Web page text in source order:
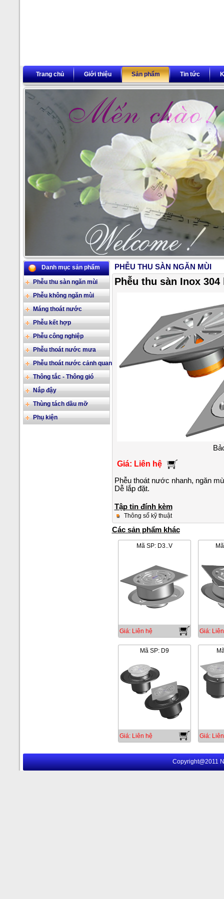
Trang chủ Giới thiệu Sản phẩm Tin tức
2/17
Danh mục sản phẩm
Phễu thu sàn ngăn mùi
Phễu không ngăn mùi
Máng thoát nước
Phễu kết hợp
Phễu công nghiệp
Phễu thoát nước mưa
Phễu thoát nước cảnh quan
Thông tắc - Thông gió
Nắp đậy
Thùng tách dầu mỡ
Phụ kiện
PHỄU THU SÀN NGĂN MÙI
Phễu thu sàn Inox 304
Giá: Liên hệ
Phễu thoát nước nhanh, ngăn
Dễ lắp đặt.
Tập tin đính kèm
Thông số kỹ thuật
Các sản phẩm khác
Mã SP: D3..V
Giá: Liên hệ Giá:
Mã SP: D9
Giá: Liên hệ Giá:
Copyright@2011